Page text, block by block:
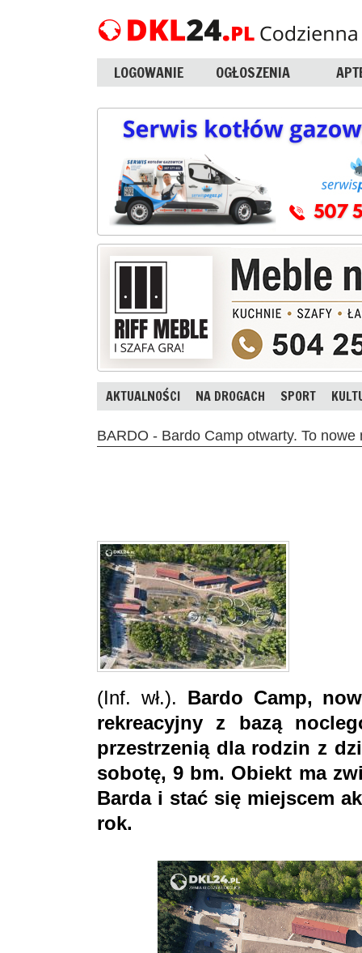
LOGOWANIE OGŁOSZENIA
AKTUALNOŚCI NA DROGACH SPORT
BARDO - Bardo Camp otwarty. To
(Inf. wł.). Bardo Camp,
rekreacyjny z bazą
przestrzenią dla rodzin z
sobotę, 9 bm. Obiekt ma
Barda i stać się miejscem
rok.